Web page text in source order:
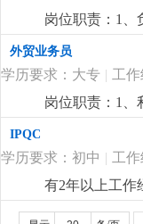
岗位职责：1、
与处理，必要
管理工作经验
质主管管理工
题:4、熟练使
外贸业务员
学历要求：大专 | 工
岗位职责：1、
踪。任职要求
和责任感；3
IPQC
学历要求：初中 | 工
有2年以上工作
更详细...